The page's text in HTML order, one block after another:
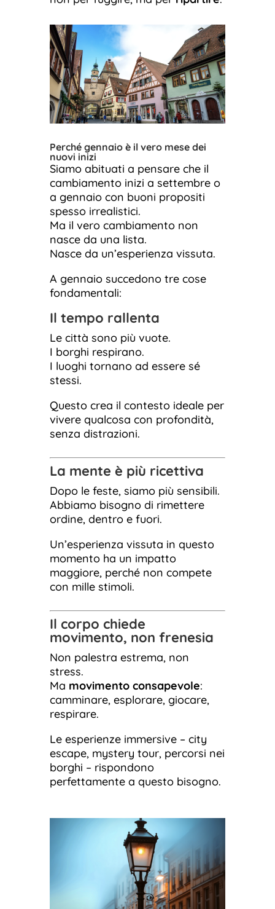
Perché gennaio è il vero mese dei
nuovi inizi
Siamo abituati a pensare che il
cambiamento inizi a settembre o
a gennaio con buoni propositi
spesso irrealistici.
Ma il vero cambiamento non
nasce da una lista.
Nasce da un’esperienza vissuta.
A gennaio succedono tre cose
fondamentali:
Il tempo rallenta
Le città sono più vuote.
I borghi respirano.
I luoghi tornano ad essere sé
stessi.
Questo crea il contesto ideale per
vivere qualcosa con profondità,
senza distrazioni.
La mente è più ricettiva
Dopo le feste, siamo più sensibili.
Abbiamo bisogno di rimettere
ordine, dentro e fuori.
Un’esperienza vissuta in questo
momento ha un impatto
maggiore, perché non compete
con mille stimoli.
Il corpo chiede
movimento, non frenesia
Non palestra estrema, non
stress.
Ma movimento consapevole:
camminare, esplorare, giocare,
respirare.
Le esperienze immersive – city
escape, mystery tour, percorsi nei
borghi – rispondono
perfettamente a questo bisogno.